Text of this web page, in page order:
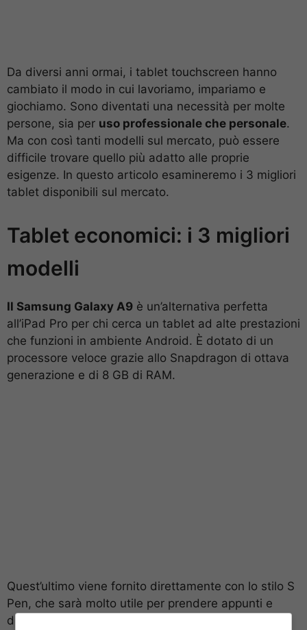
Da diversi anni ormai, i tablet touchscreen hanno
cambiato il modo in cui lavoriamo, impariamo e
giochiamo. Sono diventati una necessità per molte
persone, sia per uso professionale che personale.
Ma con così tanti modelli sul mercato, può essere
difficile trovare quello più adatto alle proprie
esigenze. In questo articolo esamineremo i 3 migliori
tablet disponibili sul mercato.
Tablet economici: i 3 migliori
modelli
Il Samsung Galaxy A9 è un’alternativa perfetta
all’iPad Pro per chi cerca un tablet ad alte prestazioni
che funzioni in ambiente Android. È dotato di un
processore veloce grazie allo Snapdragon di ottava
generazione e di 8 GB di RAM.
Quest’ultimo viene fornito direttamente con lo stilo S
Pen, che sarà molto utile per prendere appunti e
disegnare e che rappresenta un grosso vantaggio